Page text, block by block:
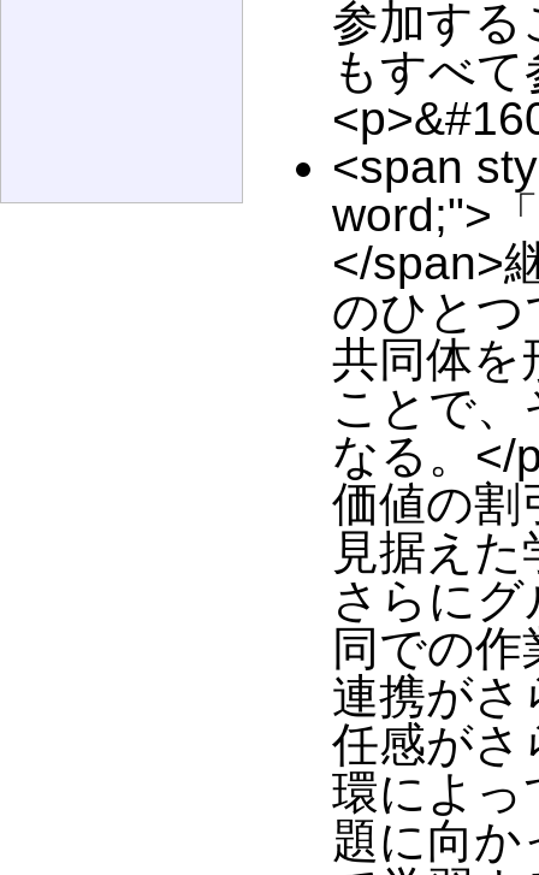
参加する
もすべ
<span
word;">
</span>
のひとつ
共同体を
ことで
なる。</
価値の割
見据え
さらに
同での
連携がさ
任感がさ
環によっ
題に向か